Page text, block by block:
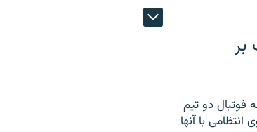
بر
فوتبال دو تیم
با آنها